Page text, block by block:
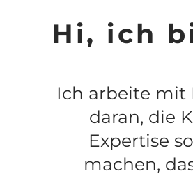
Hi, ich
Ich arbeite mit
daran, die
Expertise
machen,